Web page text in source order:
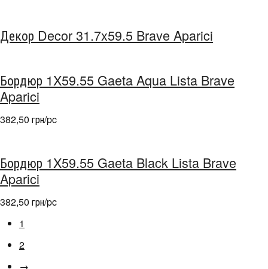
Декор Decor 31.7x59.5 Brave Aparici
Бордюр 1X59.55 Gaeta Aqua Lista Brave
Aparici
382,50 грн/pc
Бордюр 1X59.55 Gaeta Black Lista Brave
Aparici
382,50 грн/pc
1
2
→